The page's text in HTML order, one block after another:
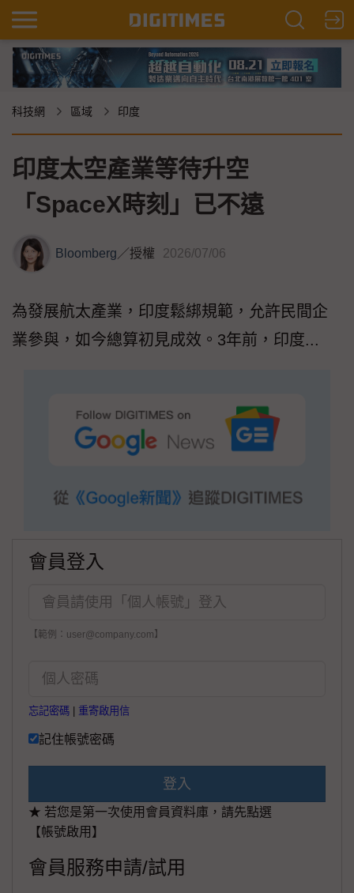
科技網 區域 印度
印度太空產業等待升空
「SpaceX時刻」已不遠
Bloomberg／授權 2026/07/06
為發展航太產業，印度鬆綁規範，允許民間企
業參與，如今總算初見成效。3年前，印度...
會員登入
【範例：user@company.com】
忘記密碼 重寄啟用信
記住帳號密碼
登入
★ 若您是第一次使用會員資料庫，請先點選
【帳號啟用】
會員服務申請/試用